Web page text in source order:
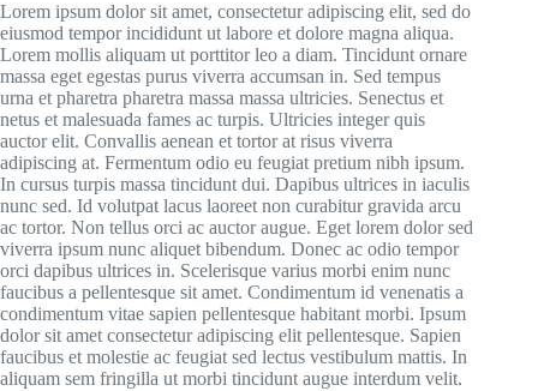
Lorem ipsum dolor sit amet, consectetur adipiscing elit, sed do
eiusmod tempor incididunt ut labore et dolore magna aliqua.
Lorem mollis aliquam ut porttitor leo a diam. Tincidunt ornare
massa eget egestas purus viverra accumsan in. Sed tempus
urna et pharetra pharetra massa massa ultricies. Senectus et
netus et malesuada fames ac turpis. Ultricies integer quis
auctor elit. Convallis aenean et tortor at risus viverra
adipiscing at. Fermentum odio eu feugiat pretium nibh ipsum.
In cursus turpis massa tincidunt dui. Dapibus ultrices in iaculis
nunc sed. Id volutpat lacus laoreet non curabitur gravida arcu
ac tortor. Non tellus orci ac auctor augue. Eget lorem dolor sed
viverra ipsum nunc aliquet bibendum. Donec ac odio tempor
orci dapibus ultrices in. Scelerisque varius morbi enim nunc
faucibus a pellentesque sit amet. Condimentum id venenatis a
condimentum vitae sapien pellentesque habitant morbi. Ipsum
dolor sit amet consectetur adipiscing elit pellentesque. Sapien
faucibus et molestie ac feugiat sed lectus vestibulum mattis. In
aliquam sem fringilla ut morbi tincidunt augue interdum velit.